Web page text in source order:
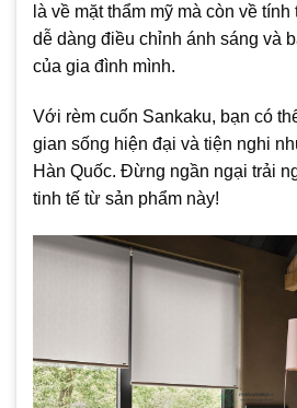
là về mặt thẩm mỹ mà còn về
dễ dàng điều chỉnh ánh sáng và
của gia đình mình.
Với rèm cuốn Sankaku, bạn có
gian sống hiện đại và tiện nghi
Hàn Quốc. Đừng ngần ngại trải
tinh tế từ sản phẩm này!